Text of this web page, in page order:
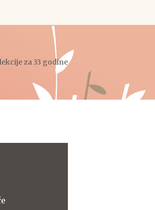
za 33 godine